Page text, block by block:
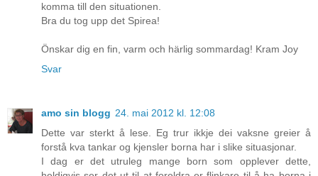
komma till den situationen.
Bra du tog upp det Spirea!
Önskar dig en fin, varm och härlig sommardag! Kram Joy
Svar
amo sin blogg 24. mai 2012 kl. 12:08
Dette var sterkt å lese. Eg trur ikkje dei vaksne greier å
forstå kva tankar og kjensler borna har i slike situasjonar.
I dag er det utruleg mange born som opplever dette,